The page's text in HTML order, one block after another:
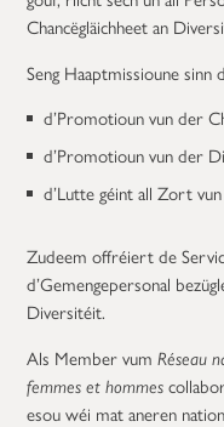
Chancëgläichheet an
Seng Haaptmissioune sinn
d’Promotioun vun der
d’Promotioun vun der
d’Lutte géint all Zort
Zudeem offréiert de
d’Gemengepersonal
Diversitéit.
Als Member vumRéseau
femmes et hommes
esou wéi mat aneren